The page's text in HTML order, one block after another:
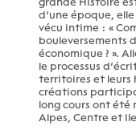
d’une époque,
vécu intime : «
bouleversements
économique ? ».
le processus
territoires et leurs
créations
long cours ont été
Alpes, Centre et